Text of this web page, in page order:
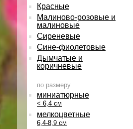
Красные
Малиново-розовые и
малиновые
Сиреневые
Сине-фиолетовые
Дымчатые и
коричневые
по размеру
миниатюрные
< 6,4 см
мелкоцветные
6,4-8,9 см